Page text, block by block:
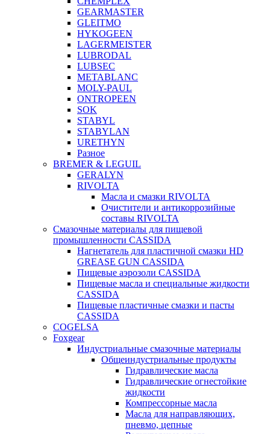
GEARMASTER
GLEITMO
HYKOGEEN
LAGERMEISTER
LUBRODAL
LUBSEC
METABLANC
MOLY-PAUL
ONTROPEEN
SOK
STABYL
STABYLAN
URETHYN
Разное
BREMER & LEGUIL
GERALYN
RIVOLTA
Масла и смазки RIVOLTA
Очистители и антикоррозийные
составы RIVOLTA
Смазочные материалы для пищевой
промышленности CASSIDA
Нагнетатель для пластичной смазки HD
GREASE GUN CASSIDA
Пищевые аэрозоли CASSIDA
Пищевые масла и специальные жидкости
CASSIDA
Пищевые пластичные смазки и пасты
CASSIDA
COGELSA
Foxgear
Индустриальные смазочные материалы
Общеиндустриальные продукты
Гидравлические масла
Гидравлические огнестойкие
жидкости
Компрессорные масла
Масла для направляющих,
пневмо, цепные